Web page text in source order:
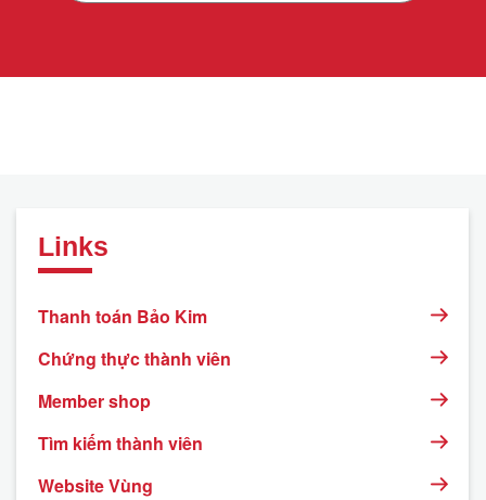
Links
Thanh toán Bảo Kim
Chứng thực thành viên
Member shop
Tìm kiếm thành viên
Website Vùng